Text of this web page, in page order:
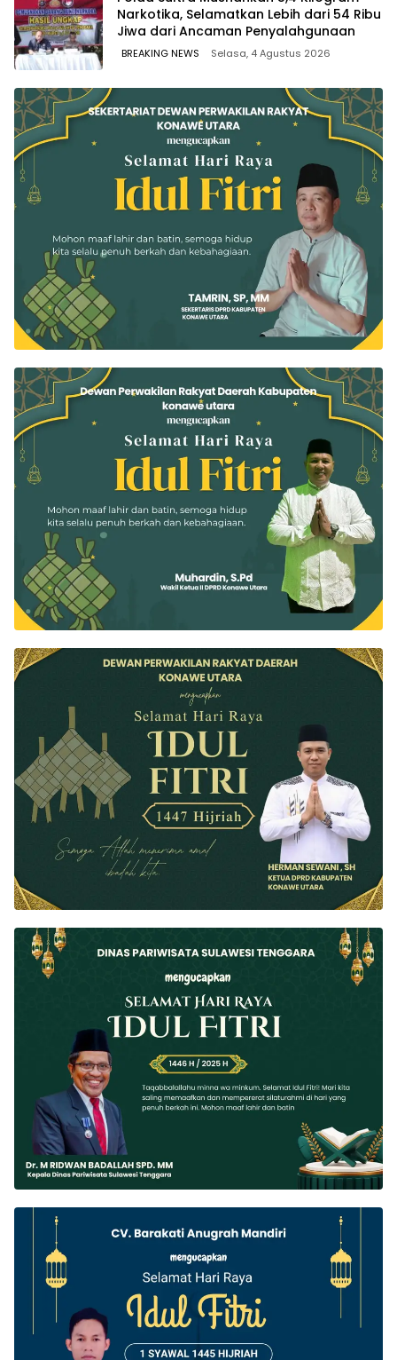
Narkotika, Selamatkan Lebih dari 54 Ribu
Jiwa dari Ancaman Penyalahgunaan
BREAKING NEWS Selasa, 4 Agustus 2026